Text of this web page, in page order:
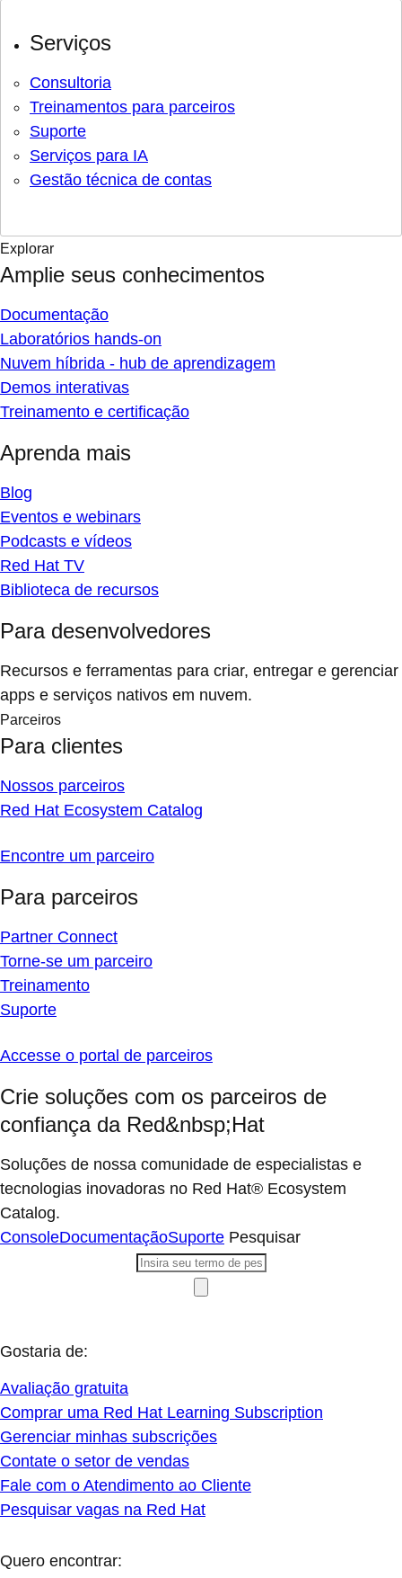
Serviços
Consultoria
Treinamentos para parceiros
Suporte
Serviços para IA
Gestão técnica de contas
Explorar
Amplie seus conhecimentos
Documentação
Laboratórios hands-on
Nuvem híbrida - hub de aprendizagem
Demos interativas
Treinamento e certificação
Aprenda mais
Blog
Eventos e webinars
Podcasts e vídeos
Red Hat TV
Biblioteca de recursos
Para desenvolvedores
Recursos e ferramentas para criar, entregar e gerenciar
apps e serviços nativos em nuvem.
Parceiros
Para clientes
Nossos parceiros
Red Hat Ecosystem Catalog
Encontre um parceiro
Para parceiros
Partner Connect
Torne-se um parceiro
Treinamento
Suporte
Accesse o portal de parceiros
Crie soluções com os parceiros de
confiança da Red&nbsp;Hat
Soluções de nossa comunidade de especialistas e
tecnologias inovadoras no Red Hat® Ecosystem
Catalog.
ConsoleDocumentaçãoSuporte Pesquisar
Gostaria de:
Avaliação gratuita
Comprar uma Red Hat Learning Subscription
Gerenciar minhas subscrições
Contate o setor de vendas
Fale com o Atendimento ao Cliente
Pesquisar vagas na Red Hat
Quero encontrar: